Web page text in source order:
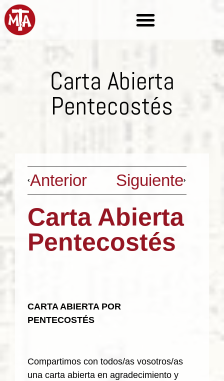
Carta Abierta
Pentecostés
Anterior Siguiente
Carta Abierta
Pentecostés
CARTA ABIERTA POR
PENTECOSTÉS
Compartimos con todos/as vosotros/as
una carta abierta en agradecimiento y